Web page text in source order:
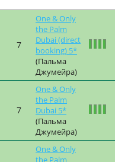
7
One & Only
the Palm
Dubai (direct
booking) 5*
(Пальма
Джумейра)
7
One & Only
the Palm
Dubai 5*
(Пальма
Джумейра)
One & Only
the Palm